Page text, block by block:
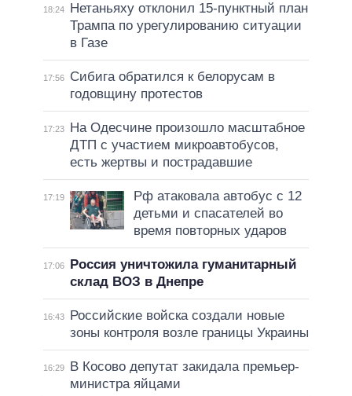
18:24
Нетаньяху отклонил 15-пунктный план
Трампа по урегулированию ситуации
в Газе
17:56
Сибига обратился к белорусам в
годовщину протестов
17:23
На Одесчине произошло масштабное
ДТП с участием микроавтобусов,
есть жертвы и пострадавшие
17:19
Рф атаковала автобус с 12
детьми и спасателей во
время повторных ударов
17:06
Россия уничтожила гуманитарный
склад ВОЗ в Днепре
16:43
Российские войска создали новые
зоны контроля возле границы Украины
16:29
В Косово депутат закидала премьер-
министра яйцами